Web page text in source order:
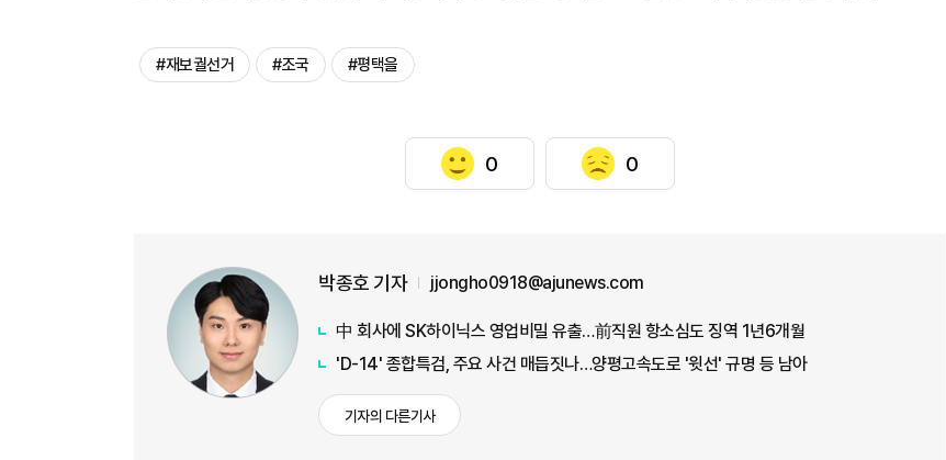
#재보궐선거 #조국 #평택을
0 0
박종호 기자 jjongho0918@ajunews.com
中 회사에 SK하이닉스 영업비밀 유출…前직원 항소심도 징역 1년6개월
'D-14' 종합특검, 주요 사건 매듭짓나…양평고속도로 '윗선' 규명 등 남아
기자의 다른기사